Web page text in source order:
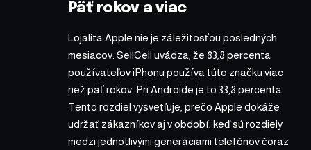
Päť rokov a viac
Lojalita Apple nie je záležitosťou posledných
mesiacov. SellCell uvádza, že 83,8 percenta
používateľov iPhonu používa túto značku viac
než päť rokov. Pri Androide je to 33,8 percenta.
Tento rozdiel vysvetľuje, prečo Apple dokáže
udržať zákazníkov aj v období, keď sú rozdiely
medzi jednotlivými generáciami telefónov čoraz